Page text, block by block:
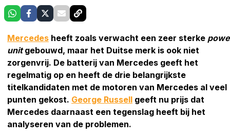
Mercedes heeft zoals verwacht een zeer sterke
unitgebouwd, maar het Duitse merk is ook niet
zorgenvrij. De batterij van Mercedes geeft het
regelmatig op en heeft de drie belangrijkste
titelkandidaten met de motoren van Mercedes al veel
punten gekost. George Russell geeft nu prijs dat
Mercedes daarnaast een tegenslag heeft bij het
analyseren van de problemen.